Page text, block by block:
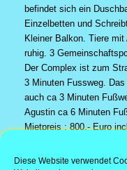
befindet sich ein
Einzelbetten und
Kleiner Balkon. Tiere
ruhig. 3
Der Complex ist zum
3 Minuten Fussweg.
auch ca 3 Minuten
Agustin ca 6 Minuten
Mietpreis : 800,- Euro
Büroadresse
Diese Website verwendet